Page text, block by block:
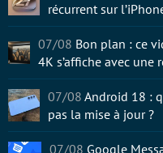
récurrent sur
07/08 Bon plan : ce
4K s’affiche avec une
07/08 Android 18 :
pas la mise à jour ?
07/08 Google